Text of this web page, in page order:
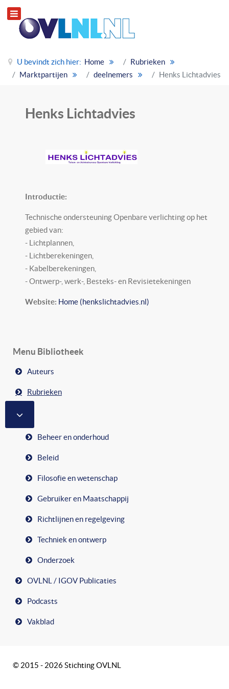
U bevindt zich hier: Home
Rubrieken
Marktpartijen
deelnemers Henks Lichtadvies
Henks Lichtadvies
Introductie:
Technische ondersteuning Openbare verlichting op het
gebied van:
- Lichtplannen,
- Lichtberekeningen,
- Kabelberekeningen,
- Ontwerp-, werk-, Besteks- en Revisietekeningen
Website: Home (henkslichtadvies.nl)
Menu Bibliotheek
Auteurs
Rubrieken
Beheer en onderhoud
Beleid
Filosofie en wetenschap
Gebruiker en Maatschappij
Richtlijnen en regelgeving
Techniek en ontwerp
Onderzoek
OVLNL / IGOV Publicaties
Podcasts
Vakblad
© 2015 - 2026 Stichting OVLNL